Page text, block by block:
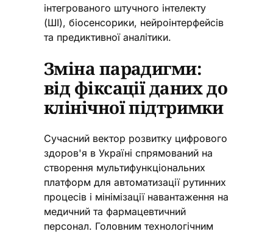
інтегрованого штучного інтелекту
(ШІ), біосенсорики, нейроінтерфейсів
та предиктивної аналітики.
Зміна парадигми:
від фіксації даних до
клінічної підтримки
Сучасний вектор розвитку цифрового
здоров'я в Україні спрямований на
створення мультифункціональних
платформ для автоматизації рутинних
процесів і мінімізації навантаження на
медичний та фармацевтичний
персонал. Головним технологічним